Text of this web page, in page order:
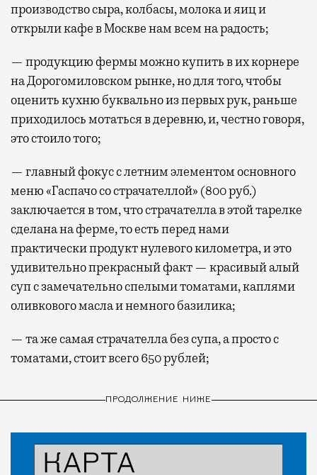
производство сыра, колбасы, молока и яиц и
открыли кафе в Москве нам всем на радость;
— продукцию фермы можно купить в их корнере
на Дорогомиловском рынке, но для того, чтобы
оценить кухню буквально из первых рук, раньше
приходилось мотаться в деревню, и, честно говоря,
это стоило того;
— главный фокус с летним элементом основного
меню «Гаспачо со страчателлой» (800 руб.)
заключается в том, что страчателла в этой тарелке
сделана на ферме, то есть перед нами
практически продукт нулевого километра, и это
удивительно прекрасный факт — красивый алый
суп с замечательно спелыми томатами, каплями
оливкового масла и немного базилика;
— та же самая страчателла без супа, а просто с
томатами, стоит всего 650 рублей;
ПРОДОЛЖЕНИЕ НИЖЕ